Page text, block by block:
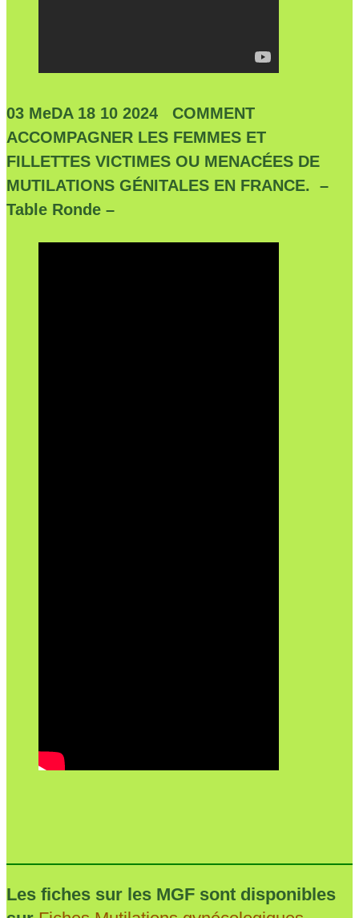
03 MeDA 18 10 2024 COMMENT
ACCOMPAGNER LES FEMMES ET
FILLETTES VICTIMES OU MENACÉES DE
MUTILATIONS GÉNITALES EN FRANCE. –
Table Ronde –
Les fiches sur les MGF sont disponibles